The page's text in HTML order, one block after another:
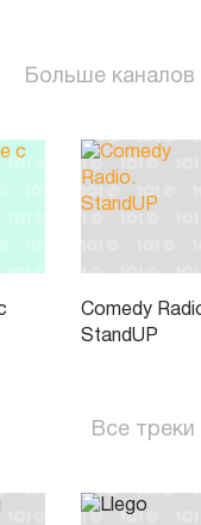
Больше каналов
Comedy
StandUP
Все треки